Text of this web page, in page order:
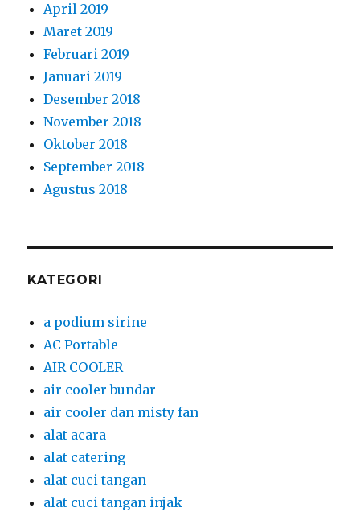
April 2019
Maret 2019
Februari 2019
Januari 2019
Desember 2018
November 2018
Oktober 2018
September 2018
Agustus 2018
KATEGORI
a podium sirine
AC Portable
AIR COOLER
air cooler bundar
air cooler dan misty fan
alat acara
alat catering
alat cuci tangan
alat cuci tangan injak